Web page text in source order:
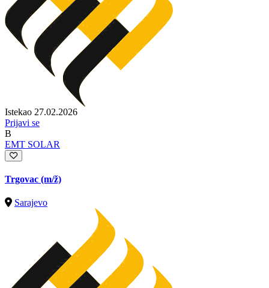
Istekao 27.02.2026
Prijavi se
B
EMT SOLAR
Trgovac (m/ž)
Sarajevo